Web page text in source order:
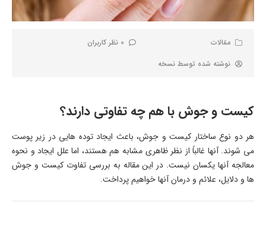
مقالات
0 نظر کاربران
نوشته شده توسط نسخه
کیست و جوش با هم چه تفاوتی دارند؟
هر دو نوع ساختار کیست و جوش، باعث ایجاد توده هایی در زیر پوست
می شوند. آنها غالباً از نظر ظاهری مشابه هم هستند، اما علل ایجاد و نحوه
معالجه آنها یکسان نیست. در این مقاله به بررسی تفاوت کیست و جوش
ها و دلایل، علائم و درمان آنها خواهیم پرداخت.